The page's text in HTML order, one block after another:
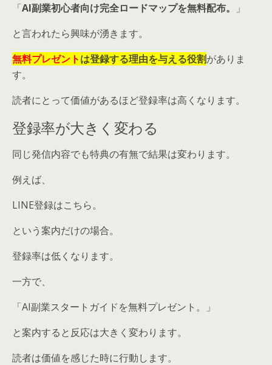
「AI副業初心者向け完全ロードマップを無料配布。
」
と言われたら興味が湧きます。
無料プレゼントは登録する理由を与える役割がありま
す。
読者にとって価値があるほど登録率は高くなります。
登録率が大きく変わる
同じ発信内容でも特典の有無で結果は変わります。
例えば、
LINE登録はこちら。
という案内だけの場合。
登録率は低くなります。
一方で、
「AI副業スタートガイドを無料プレゼント。」
と案内すると反応は大きく変わります。
読者は価値を感じた時に行動します。